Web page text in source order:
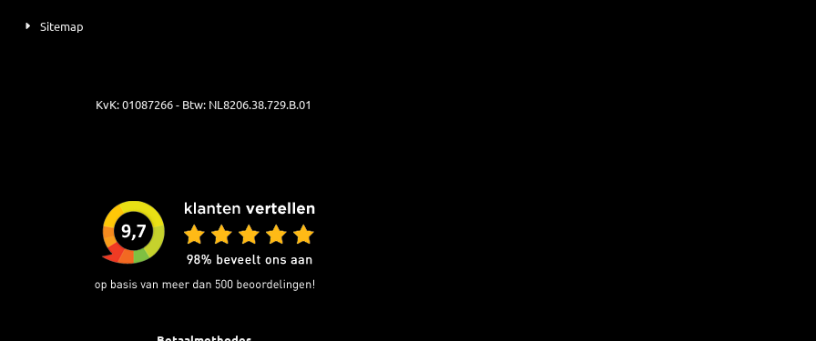
Sitemap
KvK: 01087266 - Btw: NL8206.38.729.B.01